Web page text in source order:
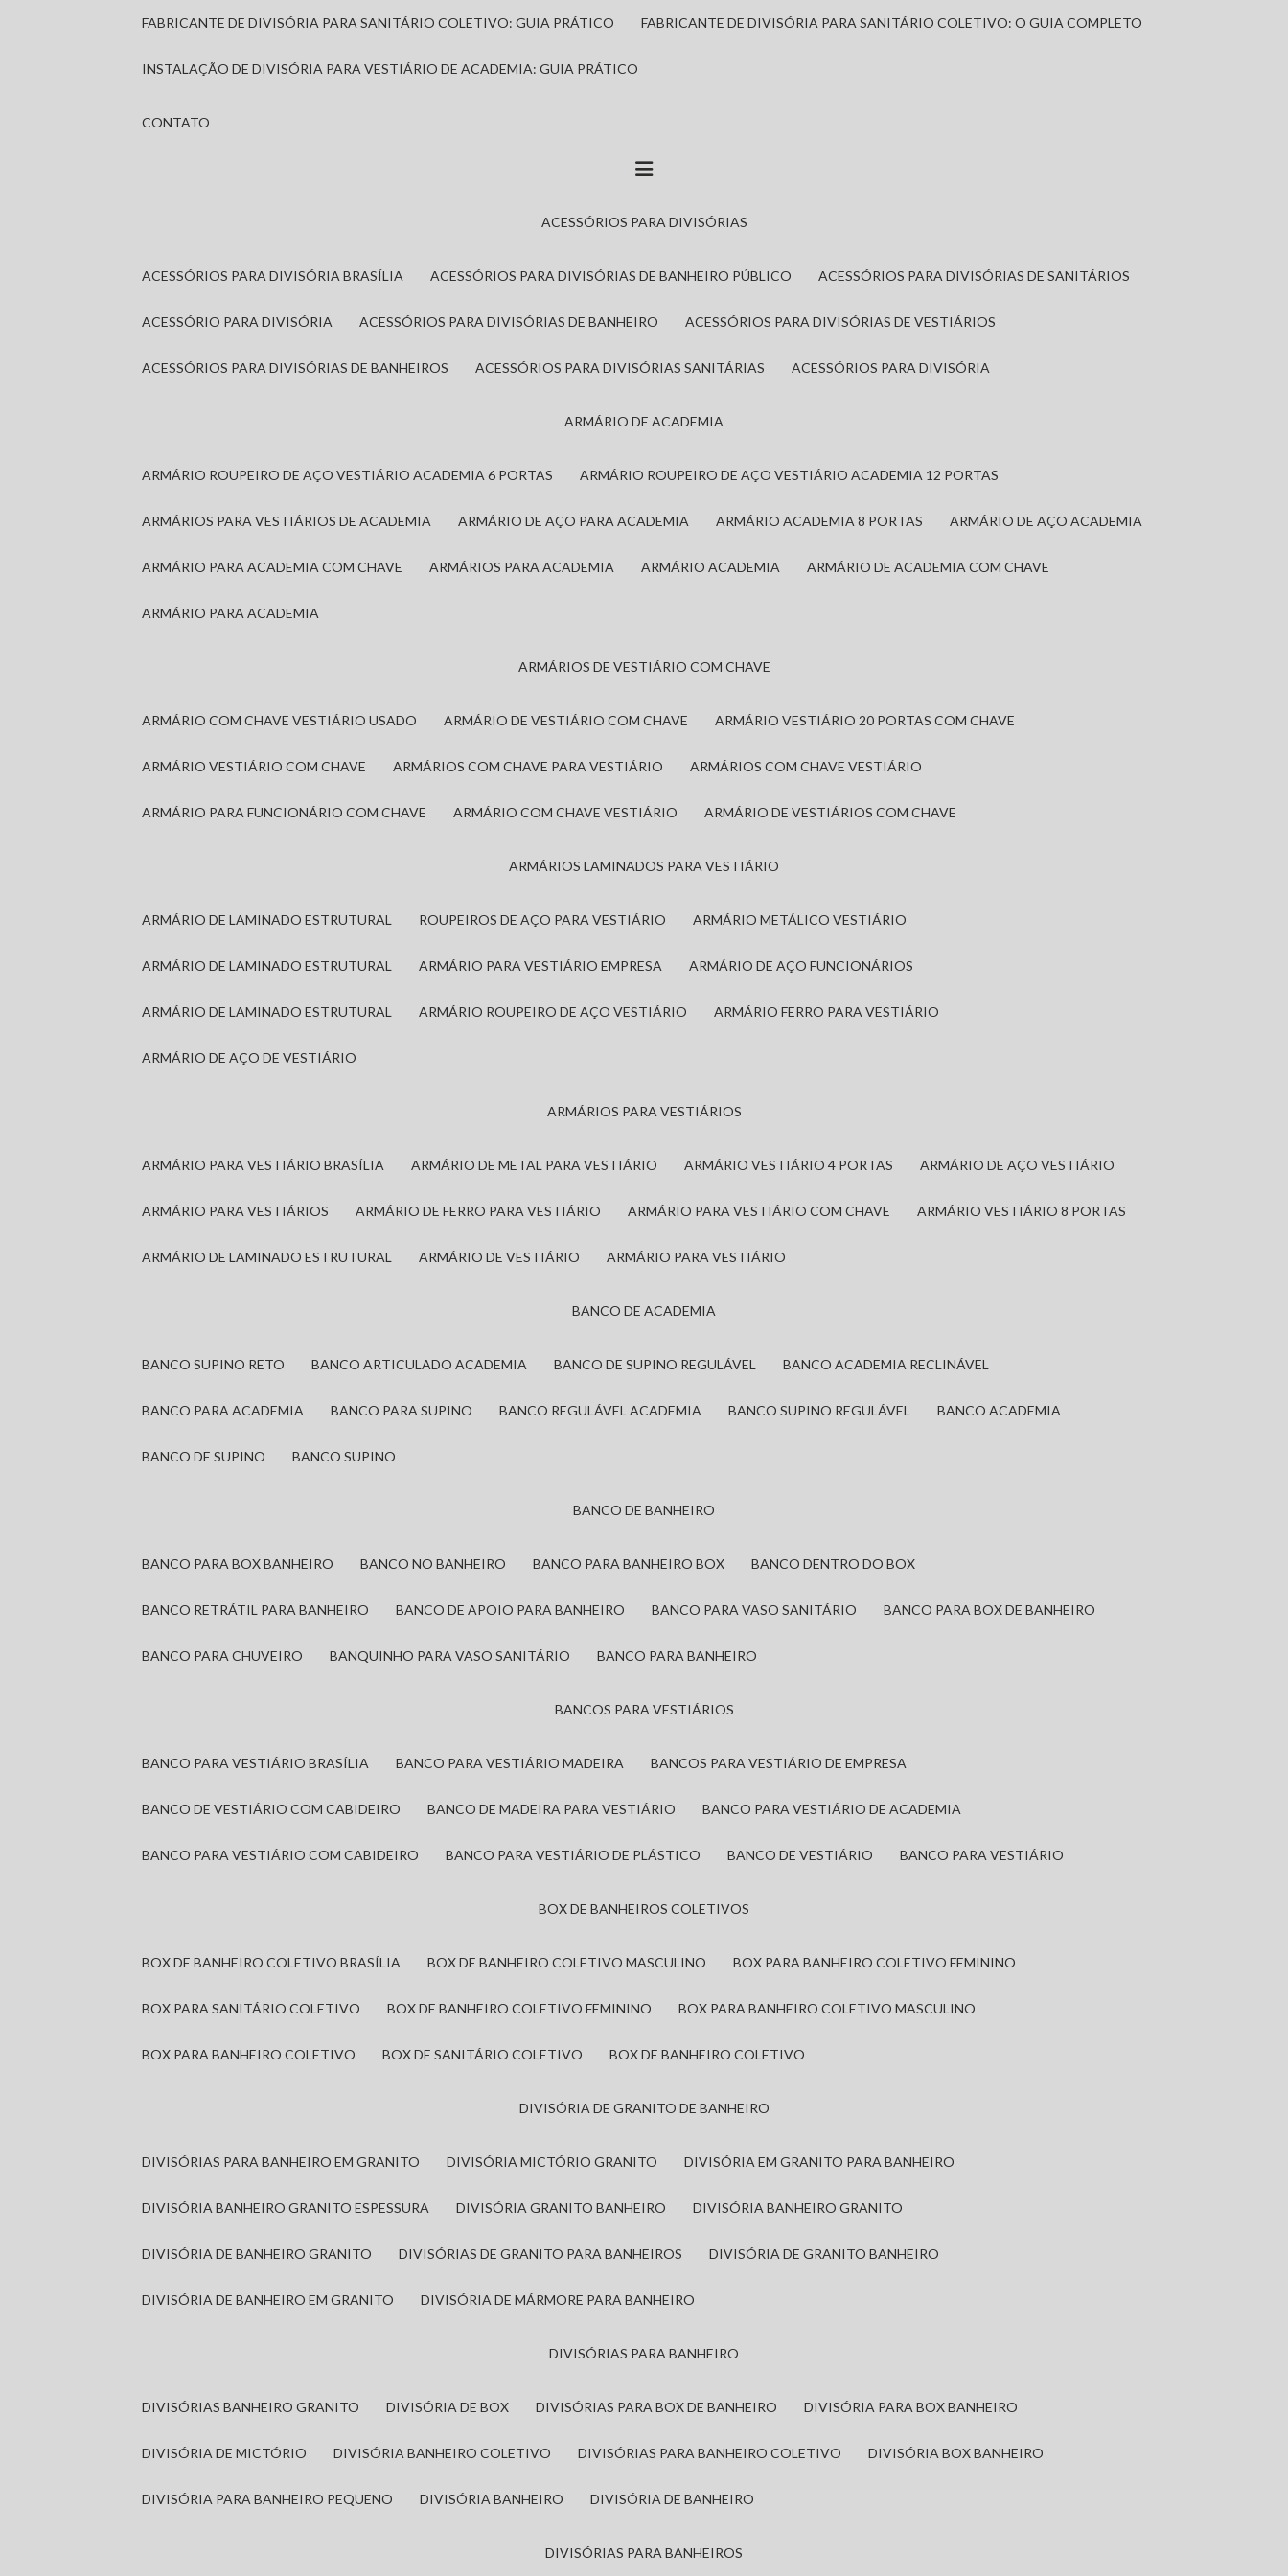
FABRICANTE DE DIVISÓRIA PARA SANITÁRIO COLETIVO: GUIA PRÁTICO FABRICANTE DE DIVISÓRIA PARA SANITÁRIO COLETIVO: O GUIA COMPLETO
INSTALAÇÃO DE DIVISÓRIA PARA VESTIÁRIO DE ACADEMIA: GUIA PRÁTICO
CONTATO
ACESSÓRIOS PARA DIVISÓRIAS
ACESSÓRIOS PARA DIVISÓRIA BRASÍLIA ACESSÓRIOS PARA DIVISÓRIAS DE BANHEIRO PÚBLICO ACESSÓRIOS PARA DIVISÓRIAS DE SANITÁRIOS
ACESSÓRIO PARA DIVISÓRIA ACESSÓRIOS PARA DIVISÓRIAS DE BANHEIRO ACESSÓRIOS PARA DIVISÓRIAS DE VESTIÁRIOS
ACESSÓRIOS PARA DIVISÓRIAS DE BANHEIROS ACESSÓRIOS PARA DIVISÓRIAS SANITÁRIAS ACESSÓRIOS PARA DIVISÓRIA
ARMÁRIO DE ACADEMIA
ARMÁRIO ROUPEIRO DE AÇO VESTIÁRIO ACADEMIA 6 PORTAS ARMÁRIO ROUPEIRO DE AÇO VESTIÁRIO ACADEMIA 12 PORTAS
ARMÁRIOS PARA VESTIÁRIOS DE ACADEMIA ARMÁRIO DE AÇO PARA ACADEMIA ARMÁRIO ACADEMIA 8 PORTAS ARMÁRIO DE AÇO ACADEMIA
ARMÁRIO PARA ACADEMIA COM CHAVE ARMÁRIOS PARA ACADEMIA ARMÁRIO ACADEMIA ARMÁRIO DE ACADEMIA COM CHAVE
ARMÁRIO PARA ACADEMIA
ARMÁRIOS DE VESTIÁRIO COM CHAVE
ARMÁRIO COM CHAVE VESTIÁRIO USADO ARMÁRIO DE VESTIÁRIO COM CHAVE ARMÁRIO VESTIÁRIO 20 PORTAS COM CHAVE
ARMÁRIO VESTIÁRIO COM CHAVE ARMÁRIOS COM CHAVE PARA VESTIÁRIO ARMÁRIOS COM CHAVE VESTIÁRIO
ARMÁRIO PARA FUNCIONÁRIO COM CHAVE ARMÁRIO COM CHAVE VESTIÁRIO ARMÁRIO DE VESTIÁRIOS COM CHAVE
ARMÁRIOS LAMINADOS PARA VESTIÁRIO
ARMÁRIO DE LAMINADO ESTRUTURAL ROUPEIROS DE AÇO PARA VESTIÁRIO ARMÁRIO METÁLICO VESTIÁRIO
ARMÁRIO DE LAMINADO ESTRUTURAL ARMÁRIO PARA VESTIÁRIO EMPRESA ARMÁRIO DE AÇO FUNCIONÁRIOS
ARMÁRIO DE LAMINADO ESTRUTURAL ARMÁRIO ROUPEIRO DE AÇO VESTIÁRIO ARMÁRIO FERRO PARA VESTIÁRIO
ARMÁRIO DE AÇO DE VESTIÁRIO
ARMÁRIOS PARA VESTIÁRIOS
ARMÁRIO PARA VESTIÁRIO BRASÍLIA ARMÁRIO DE METAL PARA VESTIÁRIO ARMÁRIO VESTIÁRIO 4 PORTAS ARMÁRIO DE AÇO VESTIÁRIO
ARMÁRIO PARA VESTIÁRIOS ARMÁRIO DE FERRO PARA VESTIÁRIO ARMÁRIO PARA VESTIÁRIO COM CHAVE ARMÁRIO VESTIÁRIO 8 PORTAS
ARMÁRIO DE LAMINADO ESTRUTURAL ARMÁRIO DE VESTIÁRIO ARMÁRIO PARA VESTIÁRIO
BANCO DE ACADEMIA
BANCO SUPINO RETO BANCO ARTICULADO ACADEMIA BANCO DE SUPINO REGULÁVEL BANCO ACADEMIA RECLINÁVEL
BANCO PARA ACADEMIA BANCO PARA SUPINO BANCO REGULÁVEL ACADEMIA BANCO SUPINO REGULÁVEL BANCO ACADEMIA
BANCO DE SUPINO BANCO SUPINO
BANCO DE BANHEIRO
BANCO PARA BOX BANHEIRO BANCO NO BANHEIRO BANCO PARA BANHEIRO BOX BANCO DENTRO DO BOX
BANCO RETRÁTIL PARA BANHEIRO BANCO DE APOIO PARA BANHEIRO BANCO PARA VASO SANITÁRIO BANCO PARA BOX DE BANHEIRO
BANCO PARA CHUVEIRO BANQUINHO PARA VASO SANITÁRIO BANCO PARA BANHEIRO
BANCOS PARA VESTIÁRIOS
BANCO PARA VESTIÁRIO BRASÍLIA BANCO PARA VESTIÁRIO MADEIRA BANCOS PARA VESTIÁRIO DE EMPRESA
BANCO DE VESTIÁRIO COM CABIDEIRO BANCO DE MADEIRA PARA VESTIÁRIO BANCO PARA VESTIÁRIO DE ACADEMIA
BANCO PARA VESTIÁRIO COM CABIDEIRO BANCO PARA VESTIÁRIO DE PLÁSTICO BANCO DE VESTIÁRIO BANCO PARA VESTIÁRIO
BOX DE BANHEIROS COLETIVOS
BOX DE BANHEIRO COLETIVO BRASÍLIA BOX DE BANHEIRO COLETIVO MASCULINO BOX PARA BANHEIRO COLETIVO FEMININO
BOX PARA SANITÁRIO COLETIVO BOX DE BANHEIRO COLETIVO FEMININO BOX PARA BANHEIRO COLETIVO MASCULINO
BOX PARA BANHEIRO COLETIVO BOX DE SANITÁRIO COLETIVO BOX DE BANHEIRO COLETIVO
DIVISÓRIA DE GRANITO DE BANHEIRO
DIVISÓRIAS PARA BANHEIRO EM GRANITO DIVISÓRIA MICTÓRIO GRANITO DIVISÓRIA EM GRANITO PARA BANHEIRO
DIVISÓRIA BANHEIRO GRANITO ESPESSURA DIVISÓRIA GRANITO BANHEIRO DIVISÓRIA BANHEIRO GRANITO
DIVISÓRIA DE BANHEIRO GRANITO DIVISÓRIAS DE GRANITO PARA BANHEIROS DIVISÓRIA DE GRANITO BANHEIRO
DIVISÓRIA DE BANHEIRO EM GRANITO DIVISÓRIA DE MÁRMORE PARA BANHEIRO
DIVISÓRIAS PARA BANHEIRO
DIVISÓRIAS BANHEIRO GRANITO DIVISÓRIA DE BOX DIVISÓRIAS PARA BOX DE BANHEIRO DIVISÓRIA PARA BOX BANHEIRO
DIVISÓRIA DE MICTÓRIO DIVISÓRIA BANHEIRO COLETIVO DIVISÓRIAS PARA BANHEIRO COLETIVO DIVISÓRIA BOX BANHEIRO
DIVISÓRIA PARA BANHEIRO PEQUENO DIVISÓRIA BANHEIRO DIVISÓRIA DE BANHEIRO
DIVISÓRIAS PARA BANHEIROS